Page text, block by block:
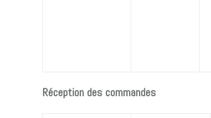
Réception des commandes